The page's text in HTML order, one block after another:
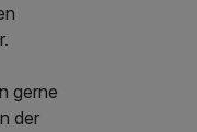
gerne
der